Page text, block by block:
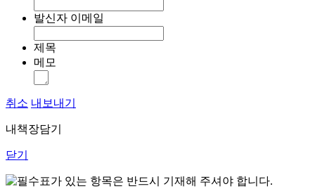
발신자 이메일
제목
메모
취소 내보내기
내책장담기
닫기
표가 있는 항목은 반드시 기재해 주셔야 합니다.